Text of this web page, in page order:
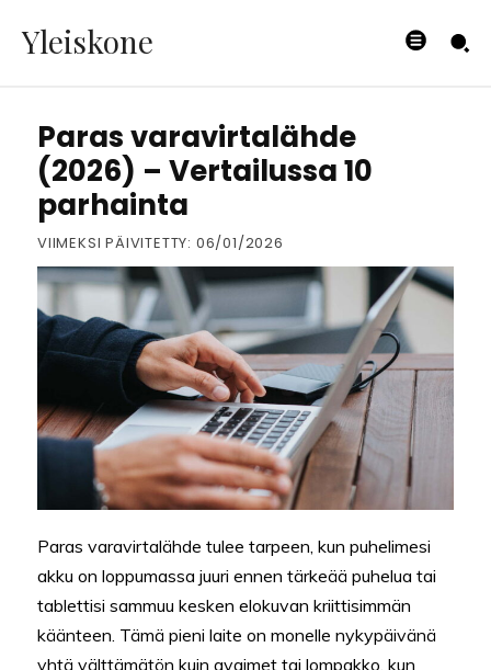
Yleiskone
ELEKTRONIIKKA
Paras varavirtalähde
(2026) – Vertailussa 10
parhainta
VIIMEKSI PÄIVITETTY: 06/01/2026
Paras varavirtalähde tulee tarpeen, kun puhelimesi
akku on loppumassa juuri ennen tärkeää puhelua tai
tablettisi sammuu kesken elokuvan kriittisimmän
käänteen. Tämä pieni laite on monelle nykypäivänä
yhtä välttämätön kuin avaimet tai lompakko, kun